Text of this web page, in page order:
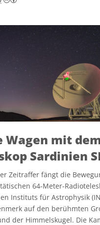
Wagen mit
Sardinien
Zeitraffer fängt die
64-Meter-
Instituts für Astrophysik
auf den berühmten
der Himmelskugel. Die